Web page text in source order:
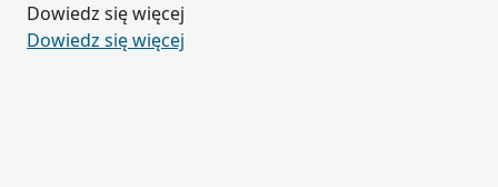
Dowiedz się więcej
Dowiedz się więcej